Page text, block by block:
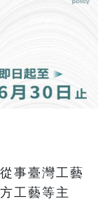
事臺灣工藝
工藝等主